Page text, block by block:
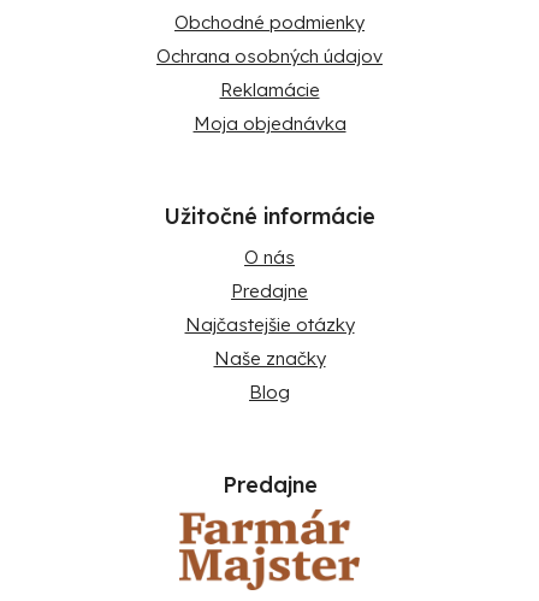
Obchodné podmienky
Ochrana osobných údajov
Reklamácie
Moja objednávka
Užitočné informácie
O nás
Predajne
Najčastejšie otázky
Naše značky
Blog
Predajne